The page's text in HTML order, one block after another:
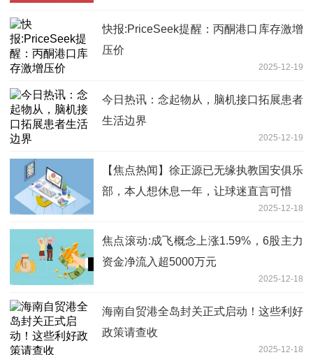
快报:PriceSeek提醒：丙酮港口库存激增
压价
2025-12-19
今日热讯：念起物从，脑机接口拓展患者
生活边界
2025-12-19
【焦点热闻】徐正源已无缘执教国安俱乐
部，本人想休息一年，让球迷直言可惜
2025-12-18
焦点滚动:成飞概念上涨1.59%，6股主力
资金净流入超5000万元
2025-12-18
海南自贸港全岛封关正式启动！这些利好
政策请查收
2025-12-18